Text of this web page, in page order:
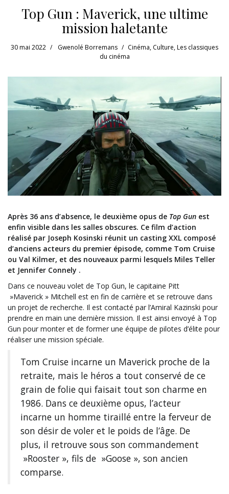
Top Gun : Maverick, une ultime
mission haletante
30 mai 2022 Gwenolé Borremans Cinéma, Culture,Les classiques
du cinéma
Après 36 ans d’absence, le deuxième opus de Top Gun est
enfin visible dans les salles obscures. Ce film d’action
réalisé par Joseph Kosinski réunit un casting XXL composé
d’anciens acteurs du premier épisode, comme Tom Cruise
ou Val Kilmer, et des nouveaux parmi lesquels Miles Teller
et Jennifer Connely .
Dans ce nouveau volet de Top Gun, le capitaine Pitt
»Maverick » Mitchell est en fin de carrière et se retrouve dans
un projet de recherche. Il est contacté par l’Amiral Kazinski pour
prendre en main une dernière mission. Il est ainsi envoyé à Top
Gun pour monter et de former une équipe de pilotes d’élite pour
réaliser une mission spéciale.
Tom Cruise incarne un Maverick proche de la
retraite, mais le héros a tout conservé de ce
grain de folie qui faisait tout son charme en
1986. Dans ce deuxième opus, l’acteur
incarne un homme tiraillé entre la ferveur de
son désir de voler et le poids de l’âge. De
plus, il retrouve sous son commandement
»Rooster », fils de »Goose », son ancien
comparse.